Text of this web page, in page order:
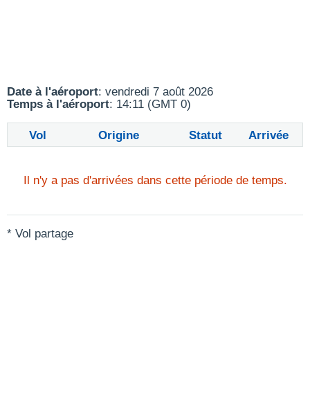
Date à l'aéroport: vendredi 7 août 2026
Temps à l'aéroport: 14:11 (GMT 0)
Vol Origine Statut Arrivée
Il n'y a pas d'arrivées dans cette période de temps.
* Vol partage